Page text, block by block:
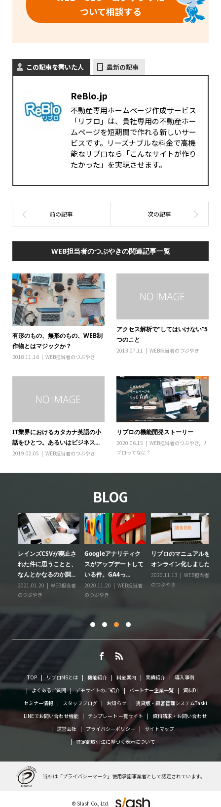
ついて相談する
この記事を書いた人 最新の記事
ReBlo.jp
不動産専用ホームページ作成サービス
「リブロ」は、貴社専用の不動産ホー
ムページを短期間で作れる新しいサー
ビスです。リーズナブルな料金で高機
能なリブロなら「こんなサイトが作り
たかった」を実現させます。
WEB担当者のつぶやきの関連記事一覧
有形のもの、無形のもの、WEB制
作物とはマジックか？
2018.11.16 WEB担当者のつぶやき
アクセス解析で“してはいけない”5
つのこと
2013.07.11 WEB担当者のつぶやき
IT業界におけるカタカナ英語の小
話をひとつ。あるいはビジネス...
2019.02.05 WEB担当者のつぶやき
リブロの機能開発ストーリー
2020.06.15 WEB担当者のつぶやき, リ
ブロってなに？
BLOG
レインズCSVが廃止さ
れた件に思うことと、
なんとかなるのか調...
2021.01.20
WEB担当者
のつぶやき
Googleアナリティク
スがアップデートして
いる件。GA4っ...
2020.11.20
WEB担当者
のつぶやき
リブロのマニュアルを
オンライン化しました
2020.11.13
WEB担当者
のつぶやき
TOP リブロMSとは 機能紹介 料金案内 実績紹介
導入事例
よくあるご質問
デモサイトのご紹介 パートナー企業一覧
資料DL
セミナー情報
スタッフブログ お知らせ
賃貸版・顧客管理システムTaski
LINEでお問い合わせ機能
テンプレート 一覧サイト
資料請求・お問い合わせ
運営会社
プライバシーポリシー
サイトマップ
特定商取引法に基づく表示について
当社は「プライバシーマーク」使用承諾事業者として認定されています。
© Slash Co., Ltd.